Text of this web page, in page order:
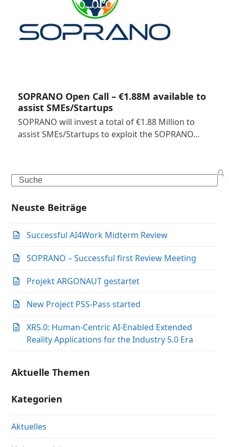
SOPRANO Open Call – €1.88M available to
assist SMEs/Startups
SOPRANO will invest a total of €1.88 Million to
assist SMEs/Startups to exploit the SOPRANO…
Search
Neuste Beiträge
Successful AI4Work Midterm Review
SOPRANO – Successful first Review Meeting
Projekt ARGONAUT gestartet
New Project PSS-Pass started
XR5.0: Human-Centric AI-Enabled Extended
Reality Applications for the Industry 5.0 Era
Aktuelle Themen
Kategorien
Aktuelles